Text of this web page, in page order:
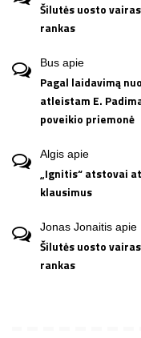
Šilutės uosto
rankas
Bus apie
Pagal laidavimą
atleistam E.
poveikio priemonė
Algis apie
„Ignitis“ atstovai
klausimus
Jonas Jonaitis apie
Šilutės uosto
rankas